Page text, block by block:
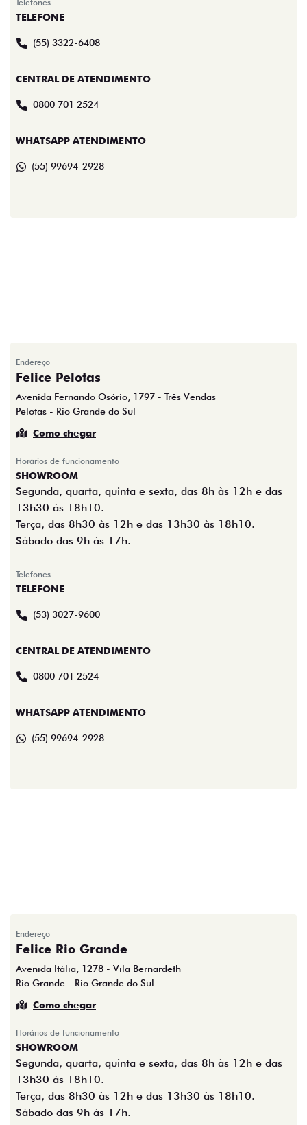
Telefones
TELEFONE
(55) 3322-6408
CENTRAL DE ATENDIMENTO
0800 701 2524
WHATSAPP ATENDIMENTO
(55) 99694-2928
Endereço
Felice Pelotas
Avenida Fernando Osório, 1797 - Três Vendas
Pelotas - Rio Grande do Sul
Como chegar
Horários de funcionamento
SHOWROOM
Segunda, quarta, quinta e sexta, das 8h às 12h e das
13h30 às 18h10.
Terça, das 8h30 às 12h e das 13h30 às 18h10.
Sábado das 9h às 17h.
Telefones
TELEFONE
(53) 3027-9600
CENTRAL DE ATENDIMENTO
0800 701 2524
WHATSAPP ATENDIMENTO
(55) 99694-2928
Endereço
Felice Rio Grande
Avenida Itália, 1278 - Vila Bernardeth
Rio Grande - Rio Grande do Sul
Como chegar
Horários de funcionamento
SHOWROOM
Segunda, quarta, quinta e sexta, das 8h às 12h e das
13h30 às 18h10.
Terça, das 8h30 às 12h e das 13h30 às 18h10.
Sábado das 9h às 17h.